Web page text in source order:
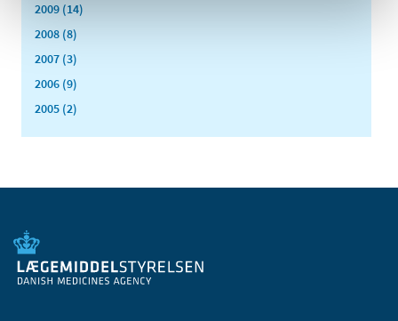
2009 (14)
2008 (8)
2007 (3)
2006 (9)
2005 (2)